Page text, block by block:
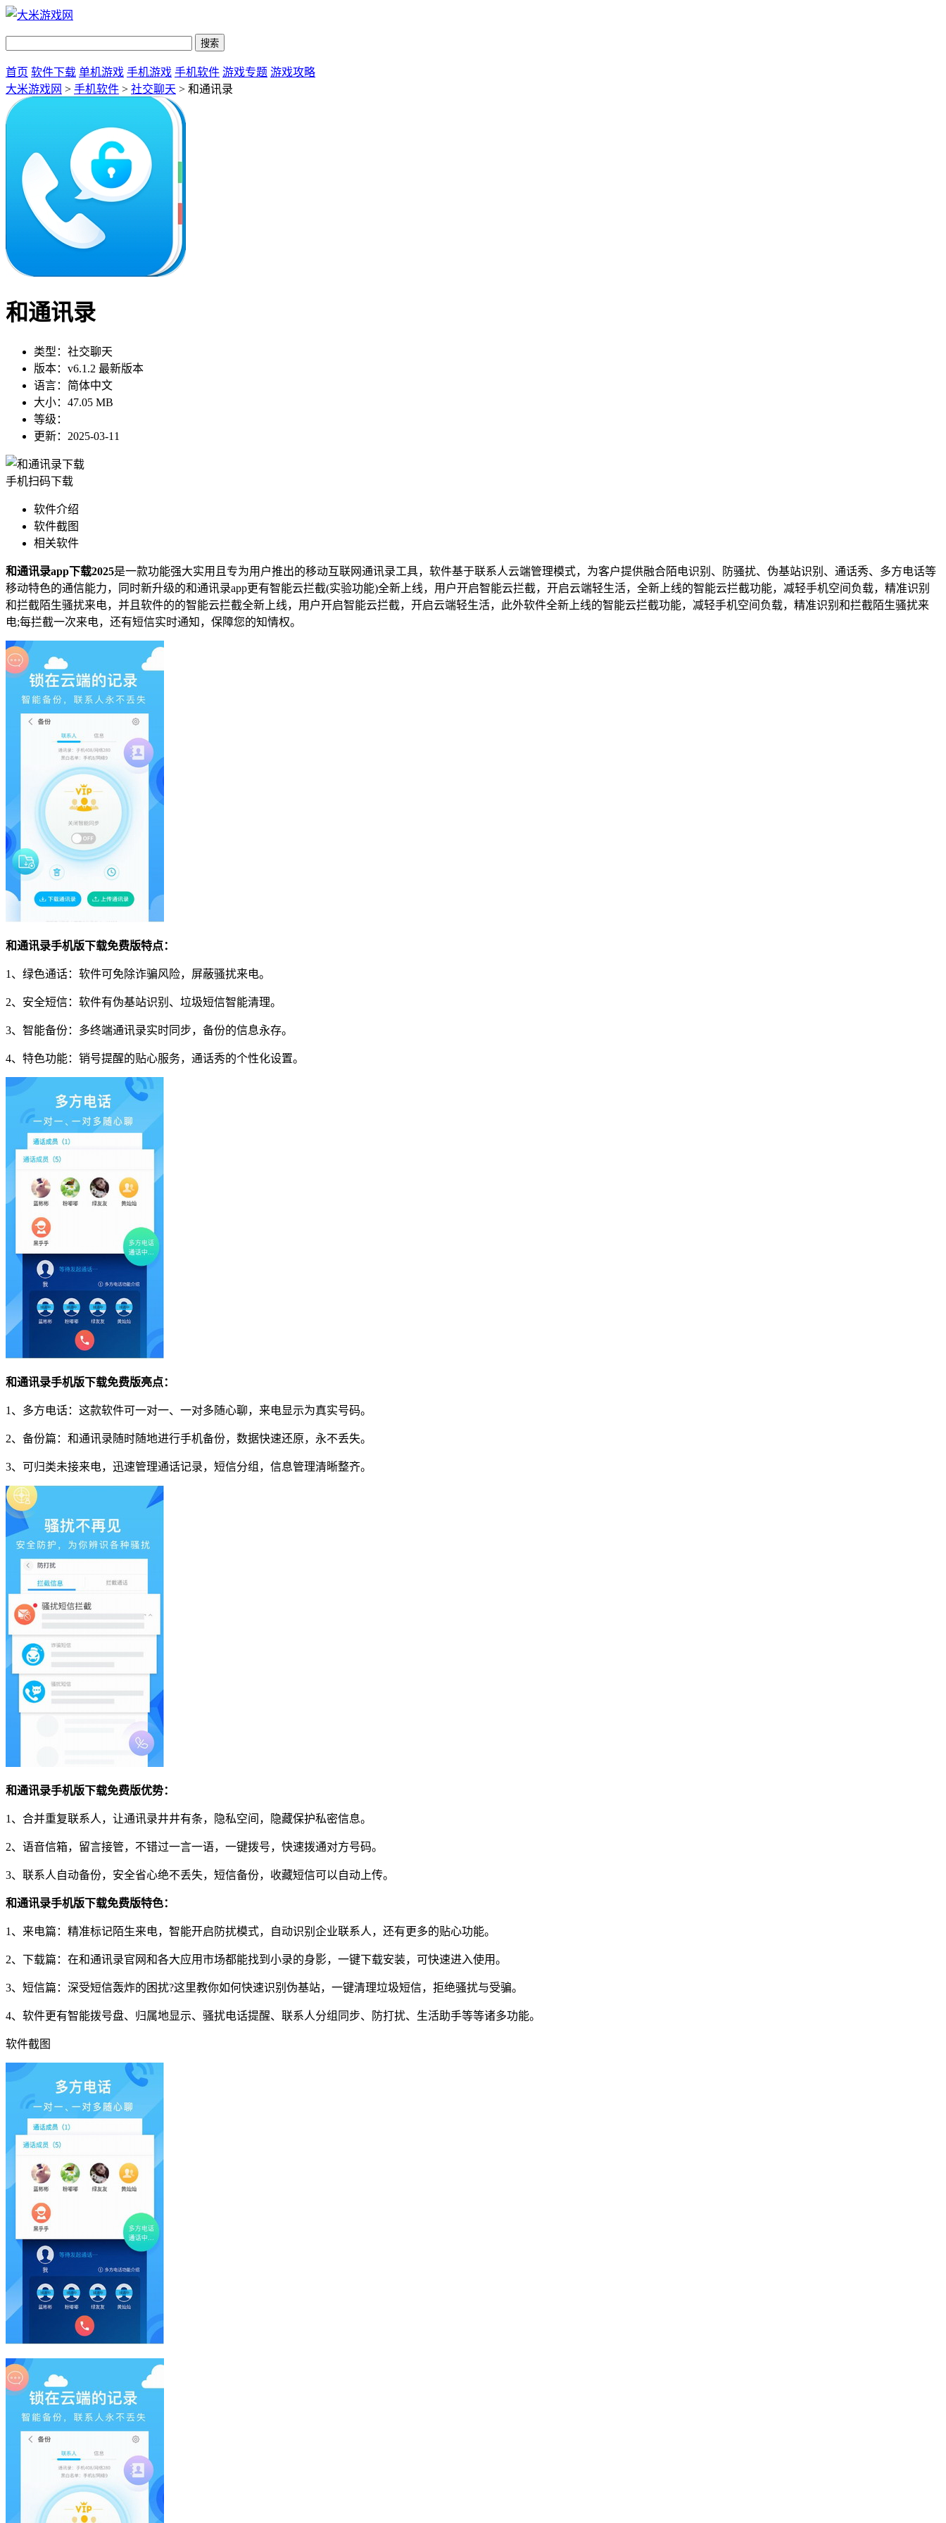
首页 软件下载 单机游戏 手机游戏 手机软件 游戏专题 游戏攻略
大米游戏网 > 手机软件 > 社交聊天 > 和通讯录
和通讯录
类型： 社交聊天
版本： v6.1.2 最新版本
语言： 简体中文
大小： 47.05 MB
等级：
更新： 2025-03-11
手机扫码下载
软件介绍
软件截图
相关软件
和通讯录app下载2025是一款功能强大实用且专为用户推出的移动互联网通讯录工具，软件基于联系人云端管理模式，为客户提供融合陌电识别、防骚扰、伪基站识别、通话秀、多方电话等
移动特色的通信能力，同时新升级的和通讯录app更有智能云拦截(实验功能)全新上线，用户开启智能云拦截，开启云端轻生活，全新上线的智能云拦截功能，减轻手机空间负载，精准识别
和拦截陌生骚扰来电，并且软件的的智能云拦截全新上线，用户开启智能云拦截，开启云端轻生活，此外软件全新上线的智能云拦截功能，减轻手机空间负载，精准识别和拦截陌生骚扰来
电;每拦截一次来电，还有短信实时通知，保障您的知情权。
和通讯录手机版下载免费版特点：
1、绿色通话：软件可免除诈骗风险，屏蔽骚扰来电。
2、安全短信：软件有伪基站识别、垃圾短信智能清理。
3、智能备份：多终端通讯录实时同步，备份的信息永存。
4、特色功能：销号提醒的贴心服务，通话秀的个性化设置。
和通讯录手机版下载免费版亮点：
1、多方电话：这款软件可一对一、一对多随心聊，来电显示为真实号码。
2、备份篇：和通讯录随时随地进行手机备份，数据快速还原，永不丢失。
3、可归类未接来电，迅速管理通话记录，短信分组，信息管理清晰整齐。
和通讯录手机版下载免费版优势：
1、合并重复联系人，让通讯录井井有条，隐私空间，隐藏保护私密信息。
2、语音信箱，留言接管，不错过一言一语，一键拨号，快速拨通对方号码。
3、联系人自动备份，安全省心绝不丢失，短信备份，收藏短信可以自动上传。
和通讯录手机版下载免费版特色：
1、来电篇：精准标记陌生来电，智能开启防扰模式，自动识别企业联系人，还有更多的贴心功能。
2、下载篇：在和通讯录官网和各大应用市场都能找到小录的身影，一键下载安装，可快速进入使用。
3、短信篇：深受短信轰炸的困扰?这里教你如何快速识别伪基站，一键清理垃圾短信，拒绝骚扰与受骗。
4、软件更有智能拨号盘、归属地显示、骚扰电话提醒、联系人分组同步、防打扰、生活助手等等诸多功能。
软件截图